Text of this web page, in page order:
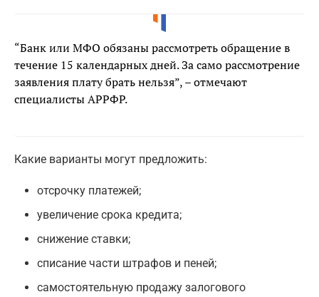
“Банк или МФО обязаны рассмотреть обращение в
течение 15 календарных дней. За само рассмотрение
заявления плату брать нельзя”, – отмечают
специалисты АРРФР.
Какие варианты могут предложить:
отсрочку платежей;
увеличение срока кредита;
снижение ставки;
списание части штрафов и пеней;
самостоятельную продажу залогового